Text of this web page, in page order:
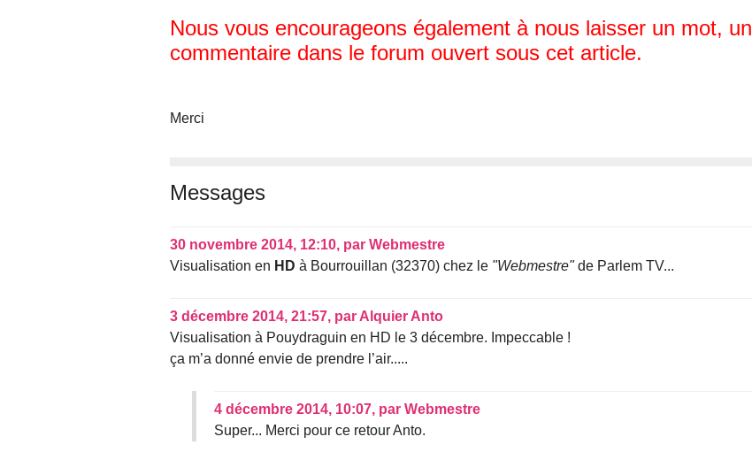
Nous vous encourageons également à nous laisser un mot, un
commentaire dans le forum ouvert sous cet article.
Merci
Messages
30 novembre 2014, 12:10, par Webmestre
Visualisation en HD à Bourrouillan (32370) chez le "Webmestre"de Parlem TV...
3 décembre 2014, 21:57, par Alquier Anto
Visualisation à Pouydraguin en HD le 3 décembre. Impeccable !
ça m’a donné envie de prendre l’air.....
4 décembre 2014, 10:07, par Webmestre
Super... Merci pour ce retour Anto.